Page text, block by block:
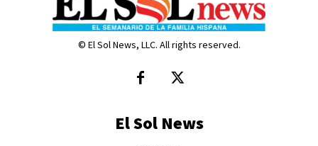
© El Sol News, LLC. All rights reserved.
El Sol News